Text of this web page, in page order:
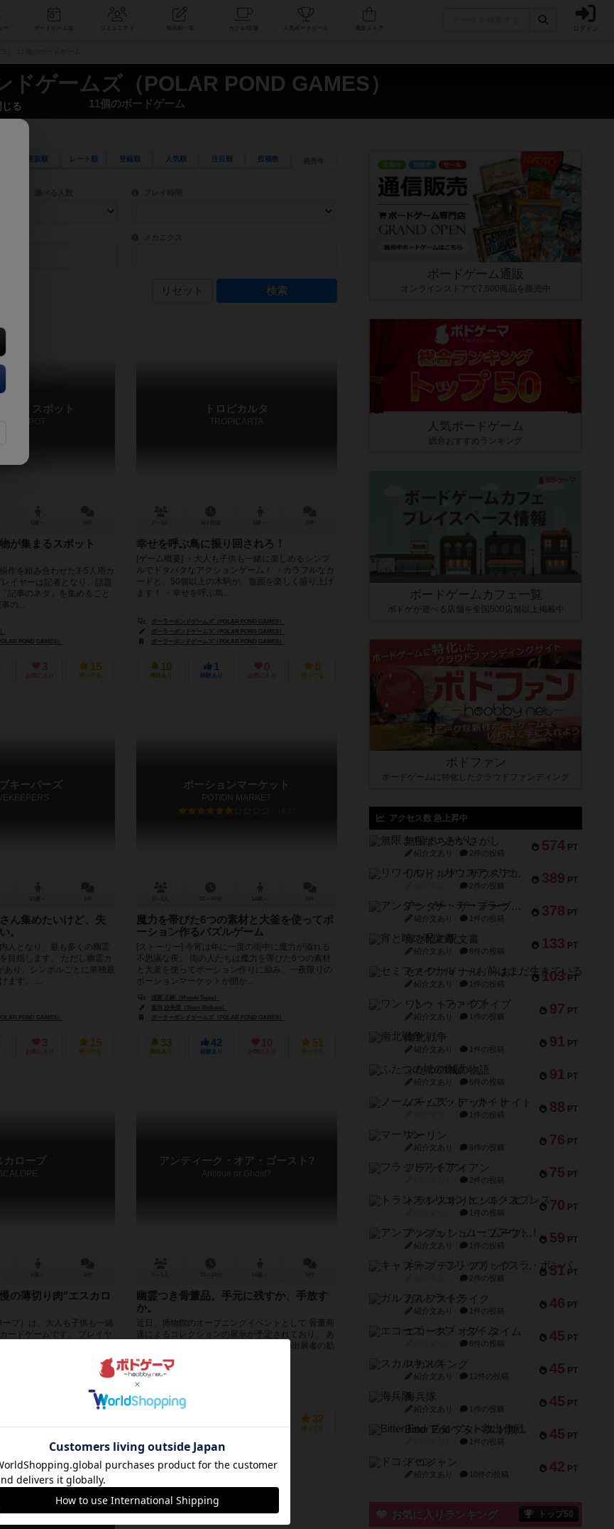
コミュニティ 人気ボードゲーム ログイン
ドゲームズ（POLAR POND GAMES）
11個のボードゲーム
更新順 レート順 登録順 人気順 注目順 投稿数
索ができます。
ます。 目安となる所要時間を指定することができます。マニュアルを読む時間や参加者へのルール説明時間は含まれていないため、初めて
チーフ・ストーリーを指定することができます。直感的にゲームシステムを理解できるよう、中世ファンタジー・クッキング・海賊同士の対決など、ゲームコンセプトを絞
ゲーム性を構成するコアシステムです。主にボードゲームに慣れている方向けの絞込機能です。例えば「ダイスロール」はランダ
リセット
ッド スポット
SPOT
が集まるスポット
作を組み合わせた3-5人用カ
イヤーは記者となり、話題
記事のネタ」を集めること
の...
POND GAMES）
3
お気に入り
15
持ってる
トロピカルタ
TROPICARTA
幸せを呼ぶ鳥に振り回されろ！
[ゲーム概要] ・大人も子供も一緒に楽しめるシンプ
ルでドタバタなアクションゲーム！ ・カラフルなカ
ードと、50個以上の木駒が、盤面を楽しく盛り上げ
ます！ ・幸せを呼ぶ鳥...
ポーラーポンドゲームズ（POLAR POND GAMES）
ポーラーポンドゲームズ（POLAR POND GAMES）
ポーラーポンドゲームズ（POLAR POND GAMES）
10
興味あり
1
経験あり
0
お気に入り
8
持ってる
キーパーズ
ん集めたいけど、失
。
人となり、最も多くの幽霊
目指します。 ただし幽霊カ
あり、シンボルごとに単独最
ます。 ...
POND GAMES）
3
お気に入り
15
持ってる
ポーションマーケット
POTION MARKET
6.2
魔力を帯びた6つの素材と大釜を使ってポ
ーション作るパズルゲーム
[ストーリー] 今宵は年に一度の街中に魔力が溢れる
不思議な夜。 街の人たちは魔力を帯びた6つの素材
と大釜を使ってポーション作りに励み、一夜限りの
ポーションマーケットが開か...
須賀 正樹（Masaki Suga）
柴田 沙央里（Saori Shibata）
ポーラーポンドゲームズ（POLAR POND GAMES）
33
興味あり
42
経験あり
10
お気に入り
51
持ってる
カロープ
の薄切り肉"エスカロ
プ）は、大人も子供も一緒
ードゲームです。 プレイヤ
、手元の肉カードを増や
ことを...
POND GAMES）
POND GAMES）
お気に入り 持ってる
アンティーク・オア・ゴースト?
Antique or Ghost?
幽霊つき骨董品。手元に残すか、手放す
か。
近日、博物館のオープニングイベントとして 骨董商
達によるコレクションの展示が予定されており、 あ
なたにも展示の依頼がありました。 他の出展者の動
向を伺いながら、骨董...
未登録
興味あり 経験あり お気に入り
32
持ってる
ボードゲーム通販
オンラインストアで7,500商品を販売中
人気ボードゲーム
総合おすすめランキング
ボードゲームカフェ一覧
ボドゲが遊べる店舗を全国500店舗以上掲載中
ボドファン
ボードゲームに特化したクラウドファンディング
アクセス数 急上昇中
574 PT
無限まちがいさがし
紹介文あり 2件の投稿
389 PT
リワイルド：サウスアメリカ
2件の投稿
378 PT
アンダー・ザ・テーブラー
紹介文あり 1件の投稿
133 PT
宵と暁の呪文書
紹介文あり 8件の投稿
103 PT
セミファイナル ～お前はまだ生きている～
紹介文あり 1件の投稿
97 PT
ワン・トゥ・ファイブ
紹介文あり 1件の投稿
91 PT
南北戦争
紹介文あり 1件の投稿
91 PT
ふたつの城の物語
紹介文あり 6件の投稿
88 PT
ノームズ・アット・ナイト
1件の投稿
76 PT
マーリン
紹介文あり 6件の投稿
75 PT
フラットアイアン
2件の投稿
70 PT
トランスオリエント・エクスプレス
1件の投稿
59 PT
アンブッシュ！：ムーブアウト！
紹介文あり 1件の投稿
51 PT
キャプテン・フリップ：イスラ・ボンバ
2件の投稿
46 PT
ガルフストライク
紹介文あり 1件の投稿
45 PT
エコーズ・オブ・タイム
8件の投稿
45 PT
スカルキング
紹介文あり 12件の投稿
45 PT
海兵隊
紹介文あり 1件の投稿
45 PT
Bitter End ブタペスト救出作戦
1件の投稿
42 PT
ドコジャン
紹介文あり 10件の投稿
お気に入りランキング トップ50
じる